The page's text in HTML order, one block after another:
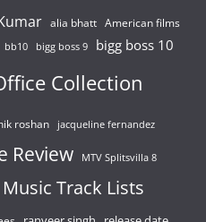
alia bhatt American films
bb10 bigg boss 9 bigg boss 10
Collection
roshan jacqueline fernandez
Review MTV Splitsvilla 8
Music Track Lists